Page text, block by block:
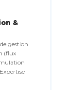
&
gestion
(flux